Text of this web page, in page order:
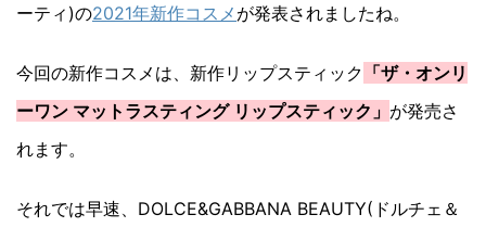
ーティ)の2021年新作コスメ が発表されましたね。
今回の新作コスメは、新作リップスティック 「ザ・オンリ
ーワン マットラスティング リップスティック」 が発売さ
れます。
それでは早速、DOLCE&GABBANA BEAUTY(ドルチェ＆